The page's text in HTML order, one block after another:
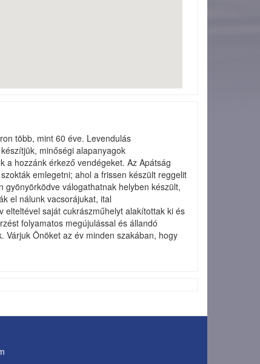
több, mint 60 éve. Levendulás
minőségi alapanyagok
a hozzánk érkező vendégeket. Az Apátság
emlegetni; ahol a frissen készült reggelit
válogathatnak helyben készült,
el nálunk vacsorájukat, ital
saját cukrászműhelyt alakítottak ki és
folyamatos megújulással és állandó
Várjuk Önöket az év minden szakában, hogy